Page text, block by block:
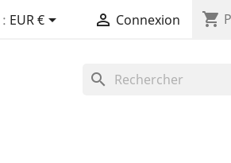
EUR €  Connexion shopping_cart
search